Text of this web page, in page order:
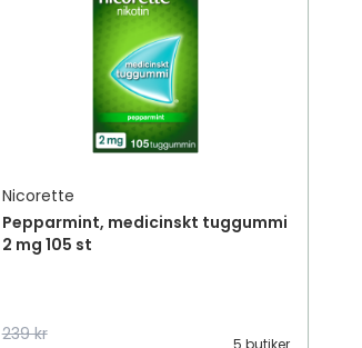
Nicorette
Pepparmint, medicinskt tuggummi
2 mg 105 st
239 kr 5 butiker